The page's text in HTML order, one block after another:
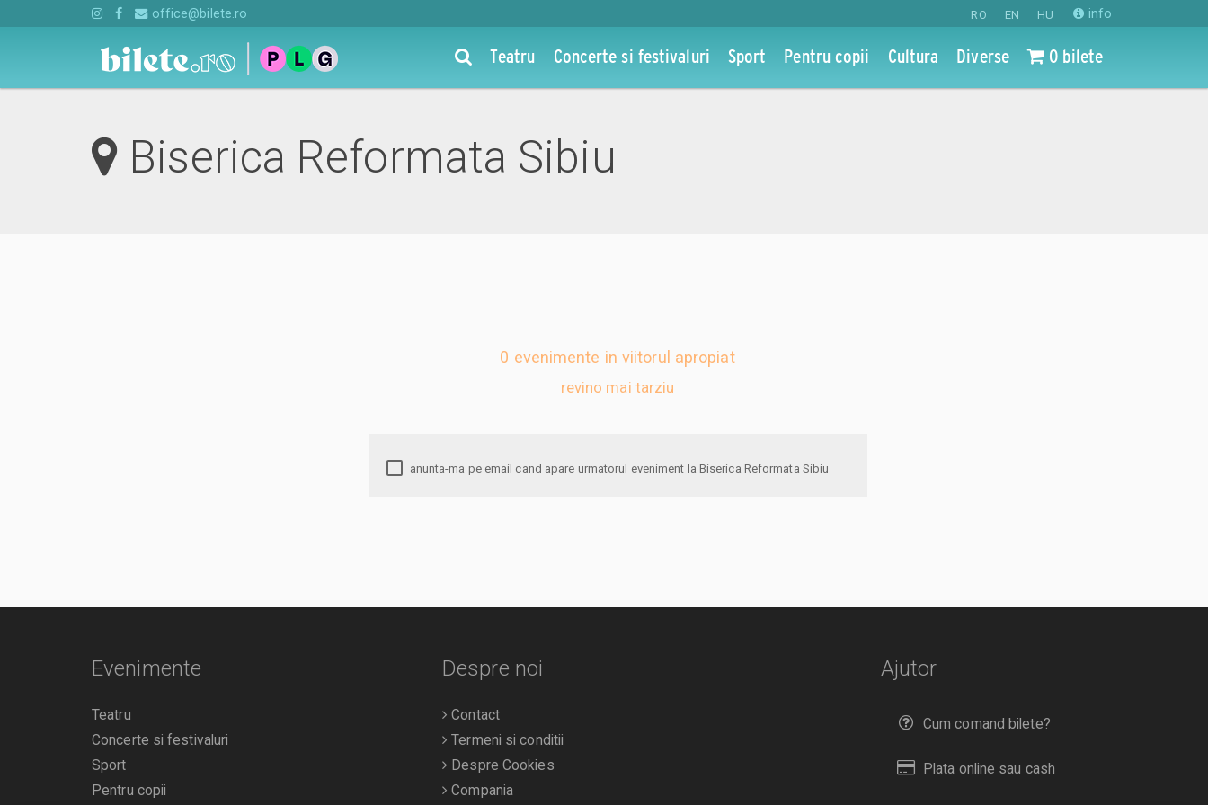
RO EN HU info
office@bilete.ro
Teatru Concerte si festivaluri Sport Pentru copii Cultura Diverse 0 bilete
Biserica Reformata Sibiu
0 evenimente in viitorul apropiat
revino mai tarziu
anunta-ma pe email cand apare urmatorul eveniment la Biserica Reformata Sibiu
Ajutor
Cum comand bilete?
Plata online sau cash
Evenimente
Teatru
Concerte si festivaluri
Sport
Pentru copii
Despre noi
Contact
Termeni si conditii
Despre Cookies
Compania